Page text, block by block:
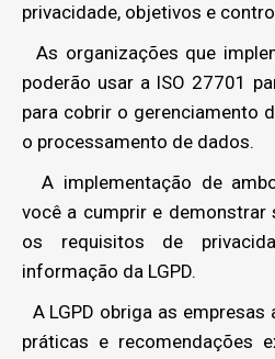
privacidade, objetivos e
As organizações que
poderão usar a ISO 27701
para cobrir o gerenciamento
o processamento de dados.
A implementação de
você a cumprir e
os requisitos de
informação da LGPD.
A LGPD obriga as
práticas e recomendações